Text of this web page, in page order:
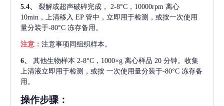
5.4、 裂解或超声破碎完成，
2-8°C，10000rpm 离心
10min，上清移入 EP 管中，立即用于检测，或按一次使用
量分装于-80°C 冻存备用。
注意： 注意事项同组织样本。
6、 其他生物样本 2-8°C，1000×g 离心样品 20 分钟。收集
上清液立即用于检测，或按 一次使用量分装于-80°C 冻存备
用。
操作步骤：